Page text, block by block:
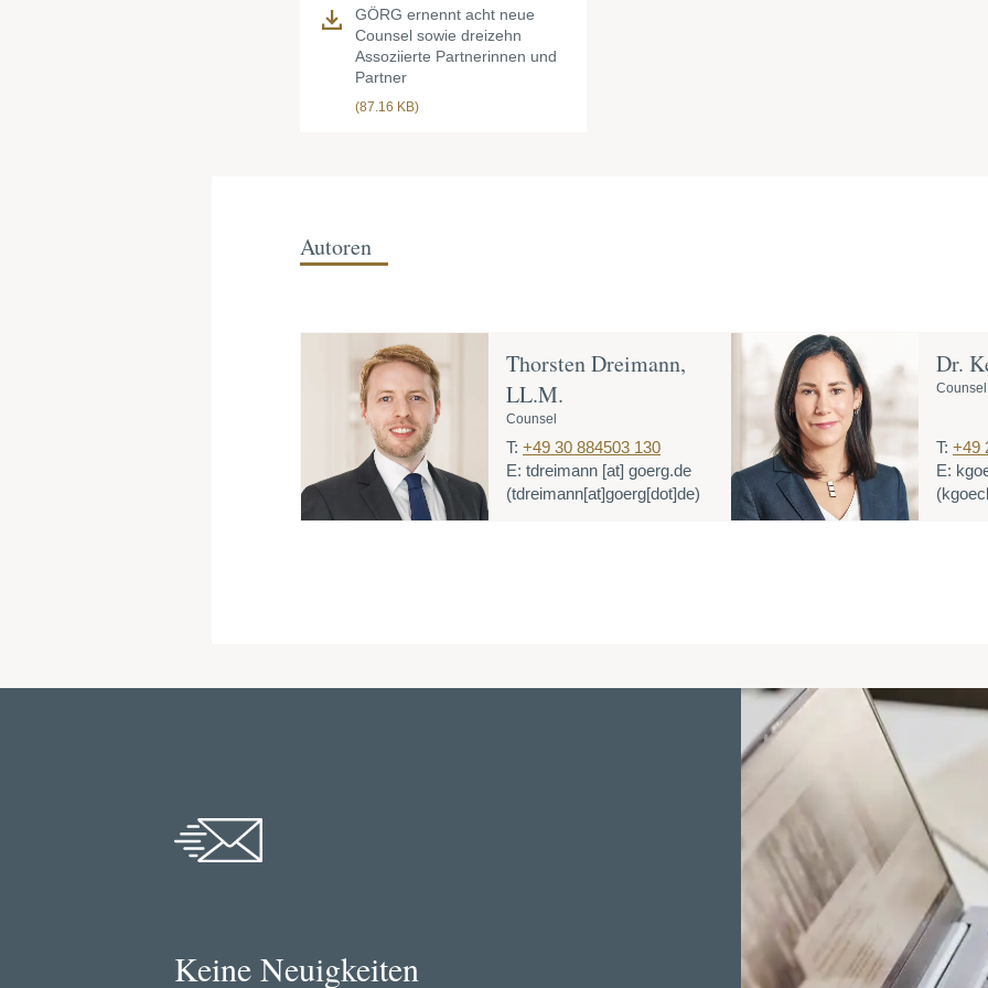
GÖRG ernennt acht neue
Counsel sowie dreizehn
Assoziierte Partnerinnen und
Partner
(87.16 KB)
Autoren
Thorsten Dreimann,
LL.M.
Counsel
T: +49 30 884503 130
E: tdreimann [at] goerg.de
(tdreimann[at]goerg[dot]de)
Dr.
Counsel
T: +49
E:
Keine Neuigkeiten